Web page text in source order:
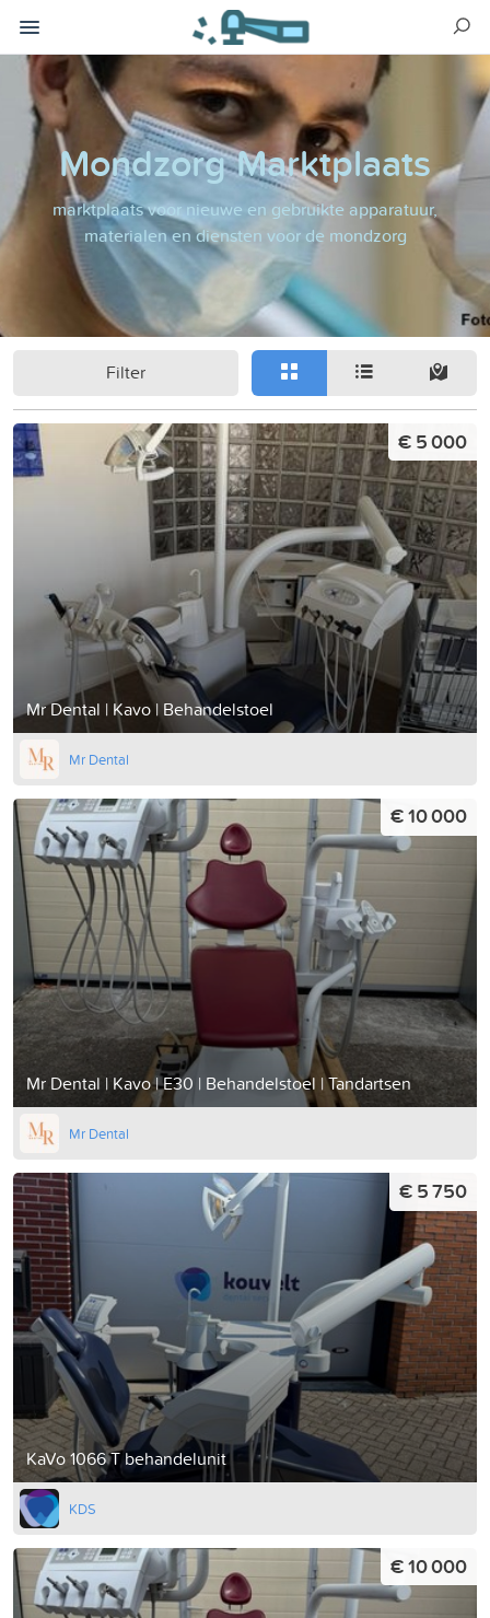
Mondzorg Marktplaats
marktplaats voor nieuwe en gebruikte apparatuur,
materialen en diensten voor de mondzorg
Filter
Mr Dental | Kavo | Behandelstoel
€ 5 000
Mr Dental
Mr Dental | Kavo | E30 | Behandelstoel | Tandartsen
€ 10 000
Mr Dental
KaVo 1066 T behandelunit
€ 5 750
KDS
€ 10 000